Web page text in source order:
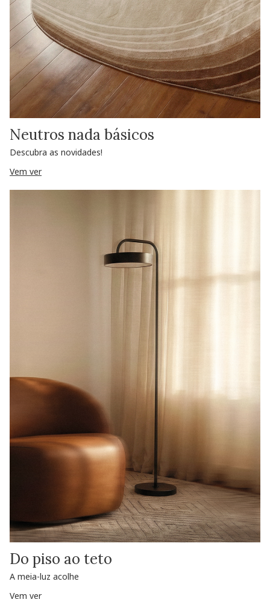
Neutros nada básicos
Descubra as novidades!
Vem ver
Do piso ao teto
A meia-luz acolhe
Vem ver